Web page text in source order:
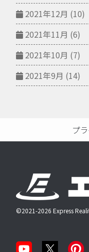
2021年12月 (10)
2021年11月 (6)
2021年10月 (7)
2021年9月 (14)
プ
©2021-2026 Express